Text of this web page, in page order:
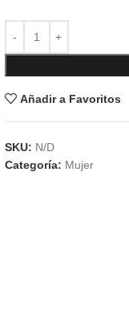
Añadir a Favoritos
SKU: N/D
Categoría: Mujer